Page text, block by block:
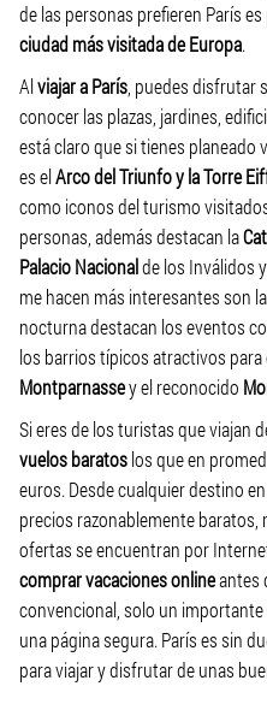
de las personas prefieren París
ciudad más visitada de Europa.
Alviajar a París , puedes disfrutar
conocer las plazas, jardines,
está claro que si tienes planeado
es elArco del Triunfo y la Torre
como iconos del turismo
personas, además destacan la
Palacio Nacionalde los Inválidos
me hacen más interesantes son
nocturna destacan los eventos
los barrios típicos atractivos para
Montparnassey el reconocido
Si eres de los turistas que viajan
vuelos baratoslos que en
euros. Desde cualquier destino
precios razonablemente baratos,
ofertas se encuentran por
comprar vacaciones onlineantes
convencional, solo un
una página segura. París es sin
para viajar y disfrutar de unas